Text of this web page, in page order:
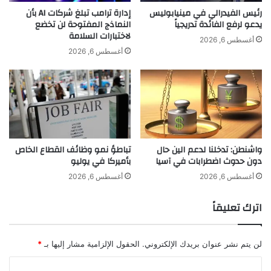
ع
م
ل
د
خ
ل
ا
ل
س
و
ا
أ
ح
أ
ي
؟
رئيس الفيدرالي في مينيابوليس
يدعو لرفع الفائدة تدريجياً
أغسطس 6, 2026
إدارة ترامب تبلغ شركات AI بأن
النماذج المفتوحة لن تخضع
لاختبارات السلامة
أغسطس 6, 2026
واشنطن: تدخلنا لدعم الين حال
دون حدوث اضطرابات في آسيا
أغسطس 6, 2026
تباطؤ نمو وظائف القطاع الخاص
بأميركا في يوليو
أغسطس 6, 2026
اترك تعليقاً
لن يتم نشر عنوان بريدك الإلكتروني. الحقول الإلزامية مشار إليها بـ *